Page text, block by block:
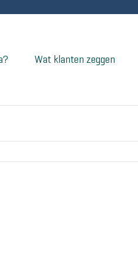
Wat klanten zeggen